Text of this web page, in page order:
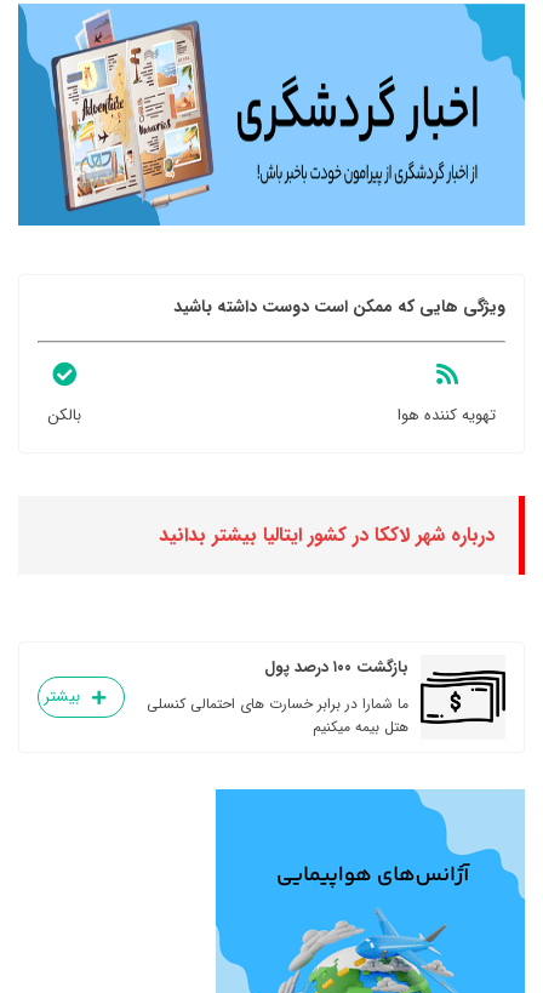
ویژگی هایی که ممکن است دوست داشته باشید
تهویه کننده هوا بالکن
درباره شهر لاککا در کشور ایتالیا بیشتر بدانید
بازگشت ۱۰۰ درصد پول
ما شمارا در برابر خسارت های احتمالی کنسلی
هتل بیمه میکنیم
بیشتر